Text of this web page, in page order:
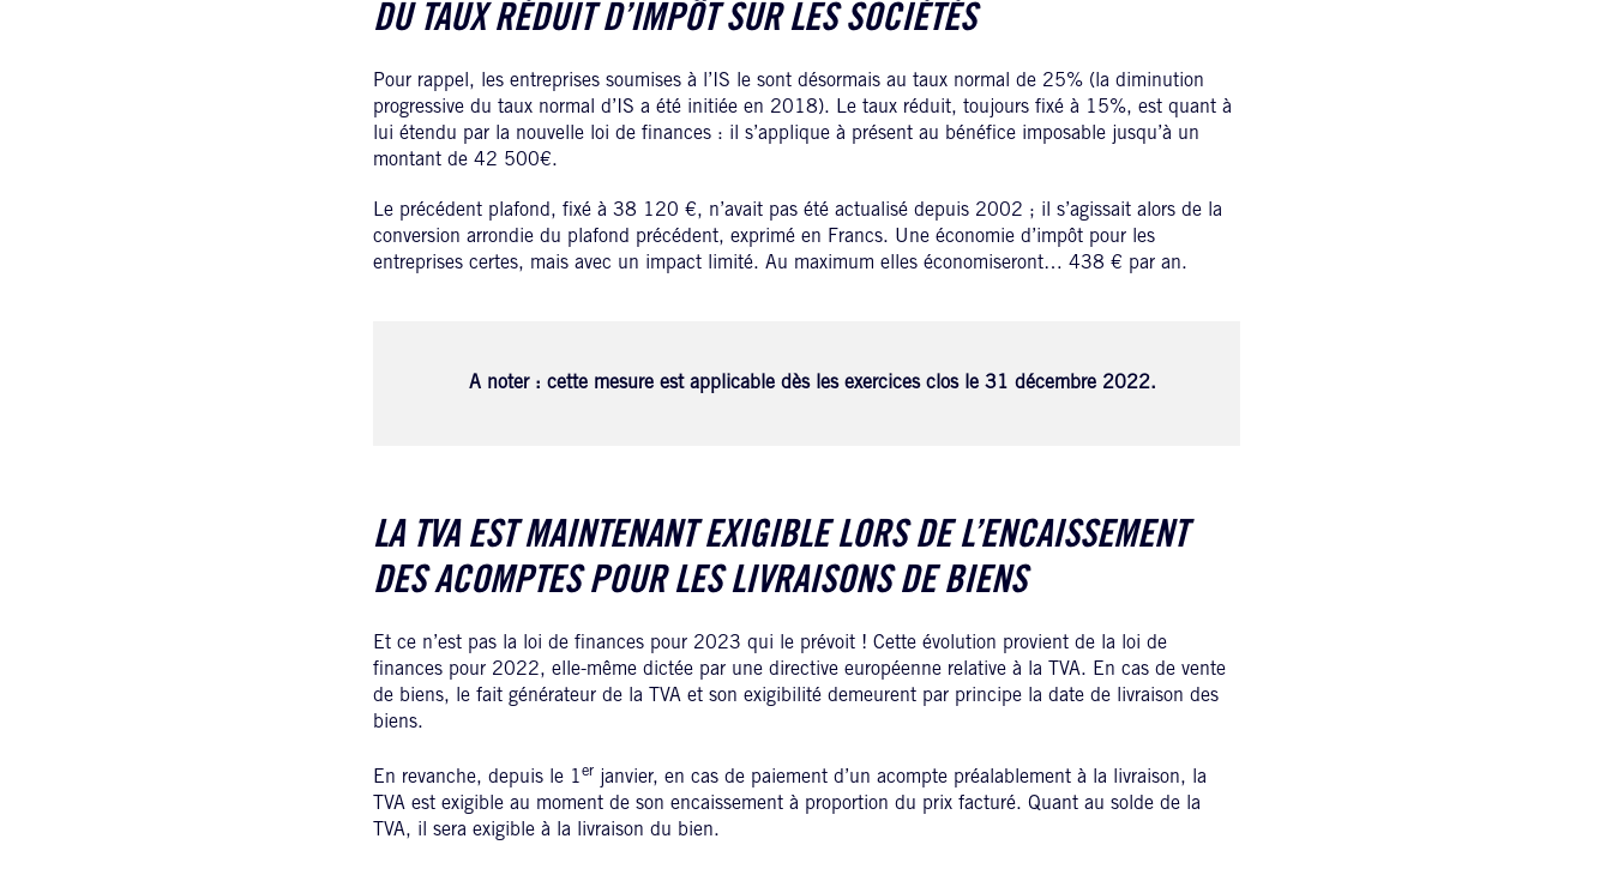
DU TAUX RÉDUIT D’IMPÔT SUR LES SOCIÉTÉS
Pour rappel, les entreprises soumises à l’IS le sont désormais au taux normal de 25% (la diminution
progressive du taux normal d’IS a été initiée en 2018). Le taux réduit, toujours fixé à 15%, est quant à
lui étendu par la nouvelle loi de finances : il s’applique à présent au bénéfice imposable jusqu’à un
montant de 42 500€.
Le précédent plafond, fixé à 38 120 €, n’avait pas été actualisé depuis 2002 ; il s’agissait alors de la
conversion arrondie du plafond précédent, exprimé en Francs. Une économie d’impôt pour les
entreprises certes, mais avec un impact limité. Au maximum elles économiseront… 438 € par an.
A noter : cette mesure est applicable dès les exercices clos le 31 décembre 2022.
LA TVA EST MAINTENANT EXIGIBLE LORS DE L’ENCAISSEMENT
DES ACOMPTES POUR LES LIVRAISONS DE BIENS
Et ce n’est pas la loi de finances pour 2023 qui le prévoit ! Cette évolution provient de la loi de
finances pour 2022, elle-même dictée par une directive européenne relative à la TVA. En cas de vente
de biens, le fait générateur de la TVA et son exigibilité demeurent par principe la date de livraison des
biens.
En revanche, depuis le 1er janvier, en cas de paiement d’un acompte préalablement à la livraison, la
TVA est exigible au moment de son encaissement à proportion du prix facturé. Quant au solde de la
TVA, il sera exigible à la livraison du bien.